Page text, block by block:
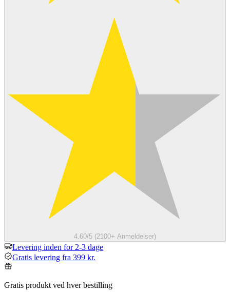
4.60/5 (2100+ Anmeldelser)
Levering inden for 2-3 dage
Gratis levering fra 399 kr.
Gratis produkt ved hver bestilling